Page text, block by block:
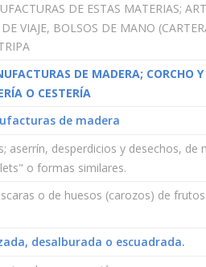
DE ESTAS MATERIAS;
VIAJE, BOLSOS DE MANO
DE MADERA; CORCHO Y
O CESTERÍA
de madera
aserrín, desperdicios y desechos, de
o formas similares.
o de huesos (carozos) de
desalburada o escuadrada.